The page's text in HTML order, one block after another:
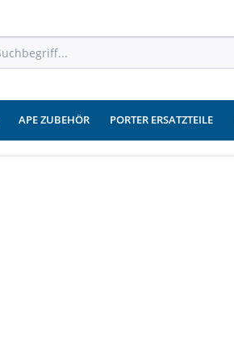
APE ZUBEHÖR PORTER ERSATZTEILE